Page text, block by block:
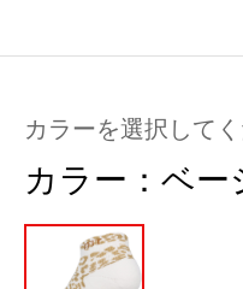
カラーを選択して
カラー： ベー